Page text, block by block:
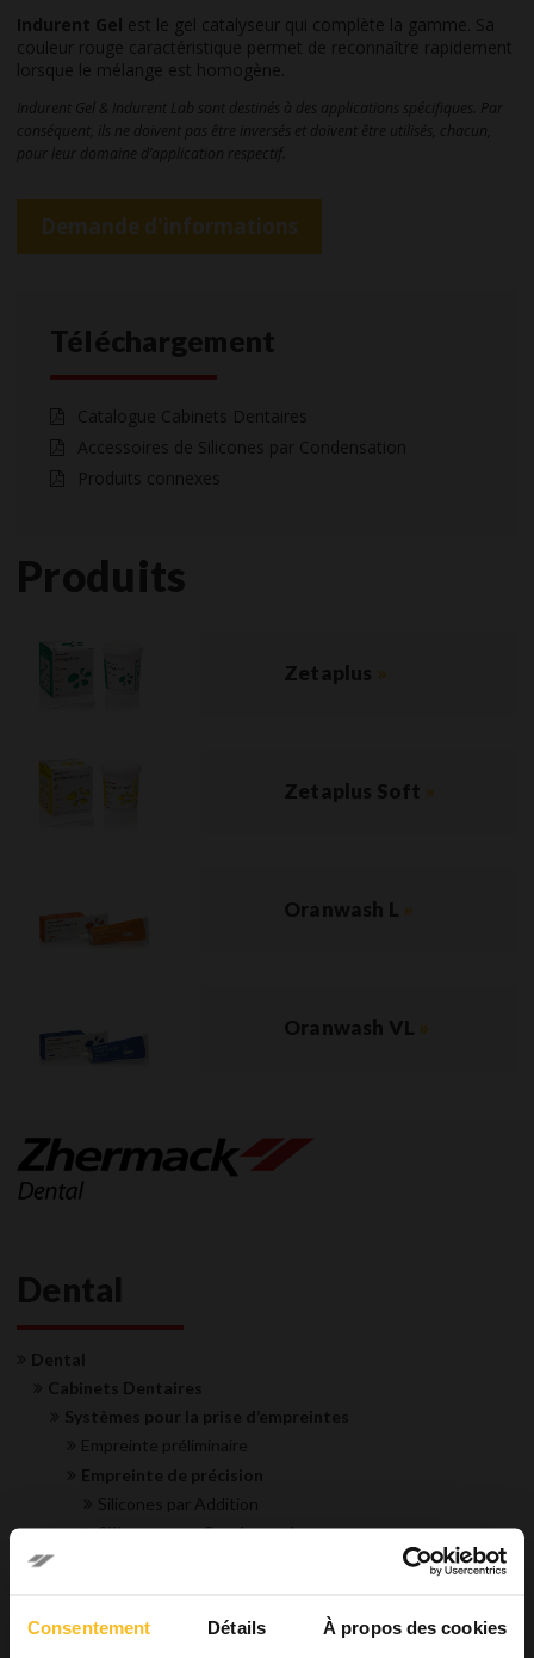
Consentement Détails À propos des cookies
Indurent Gel est le gel catalyseur qui complète la gamme. Sa
couleur rouge caractéristique permet de reconnaître rapidement
lorsque le mélange est homogène.
Indurent Gel & Indurent Lab sont destinés à des applications spécifiques. Par
conséquent, ils ne doivent pas être inversés et doivent être utilisés, chacun,
pour leur domaine d’application respectif.
Demande d'informations
Téléchargement
Catalogue Cabinets Dentaires
Accessoires de Silicones par Condensation
Produits connexes
Produits
Zetaplus »
Zetaplus Soft »
Oranwash L »
Oranwash VL »
Dental
Dental
Cabinets Dentaires
Systèmes pour la prise d’empreintes
Empreinte préliminaire
Empreinte de précision
Silicones par Addition
Silicones par Condensation
Accessoires